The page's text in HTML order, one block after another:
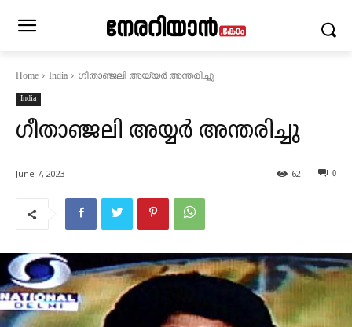
Home India ഗീതാഞ്ജലി അയ്യർ അന്തരിച്ചു
India
ഗീതാഞ്ജലി അയ്യർ അന്തരിച്ചു
June 7, 2023 0
62